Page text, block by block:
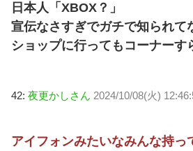
日本人「XBOX？」
宣伝なさすぎでガチで知られて
ショップに行ってもコーナーす
42: 夜更かしさん 2024/10/08(火)
アイフォンみたいなみんな持っ